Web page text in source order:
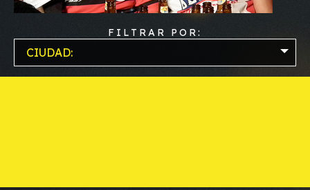
FILTRAR POR:
CIUDAD: